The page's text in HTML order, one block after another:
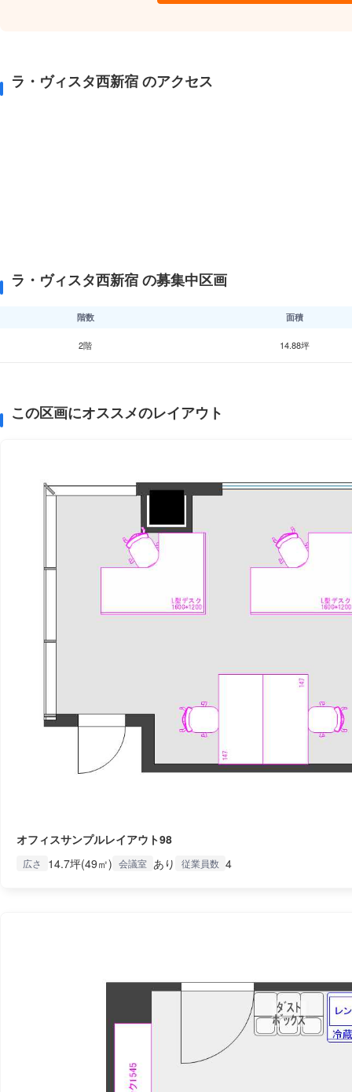
ラ・ヴィスタ西新宿 のアクセス
ラ・ヴィスタ西新宿 の募集中区画
階数 面積
2階 14.88坪
この区画にオススメのレイアウト
オフィスサンプルレイアウト98
広さ 14.7坪(49㎡) 会議室 あり 従業員数 4